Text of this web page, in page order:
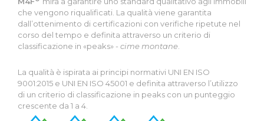
che vengono riqualificati. La qualità viene garantita
dall’ottenimento di certificazioni con verifiche ripetute nel
corso del tempo e definita attraverso un criterio di
classificazione in «peaks» - cime montane.
La qualità è ispirata ai principi normativi UNI EN ISO
9001:2015 e UNI EN ISO 45001 e definita attraverso l’utilizzo
di un criterio di classificazione in peaks con un punteggio
crescente da 1 a 4.